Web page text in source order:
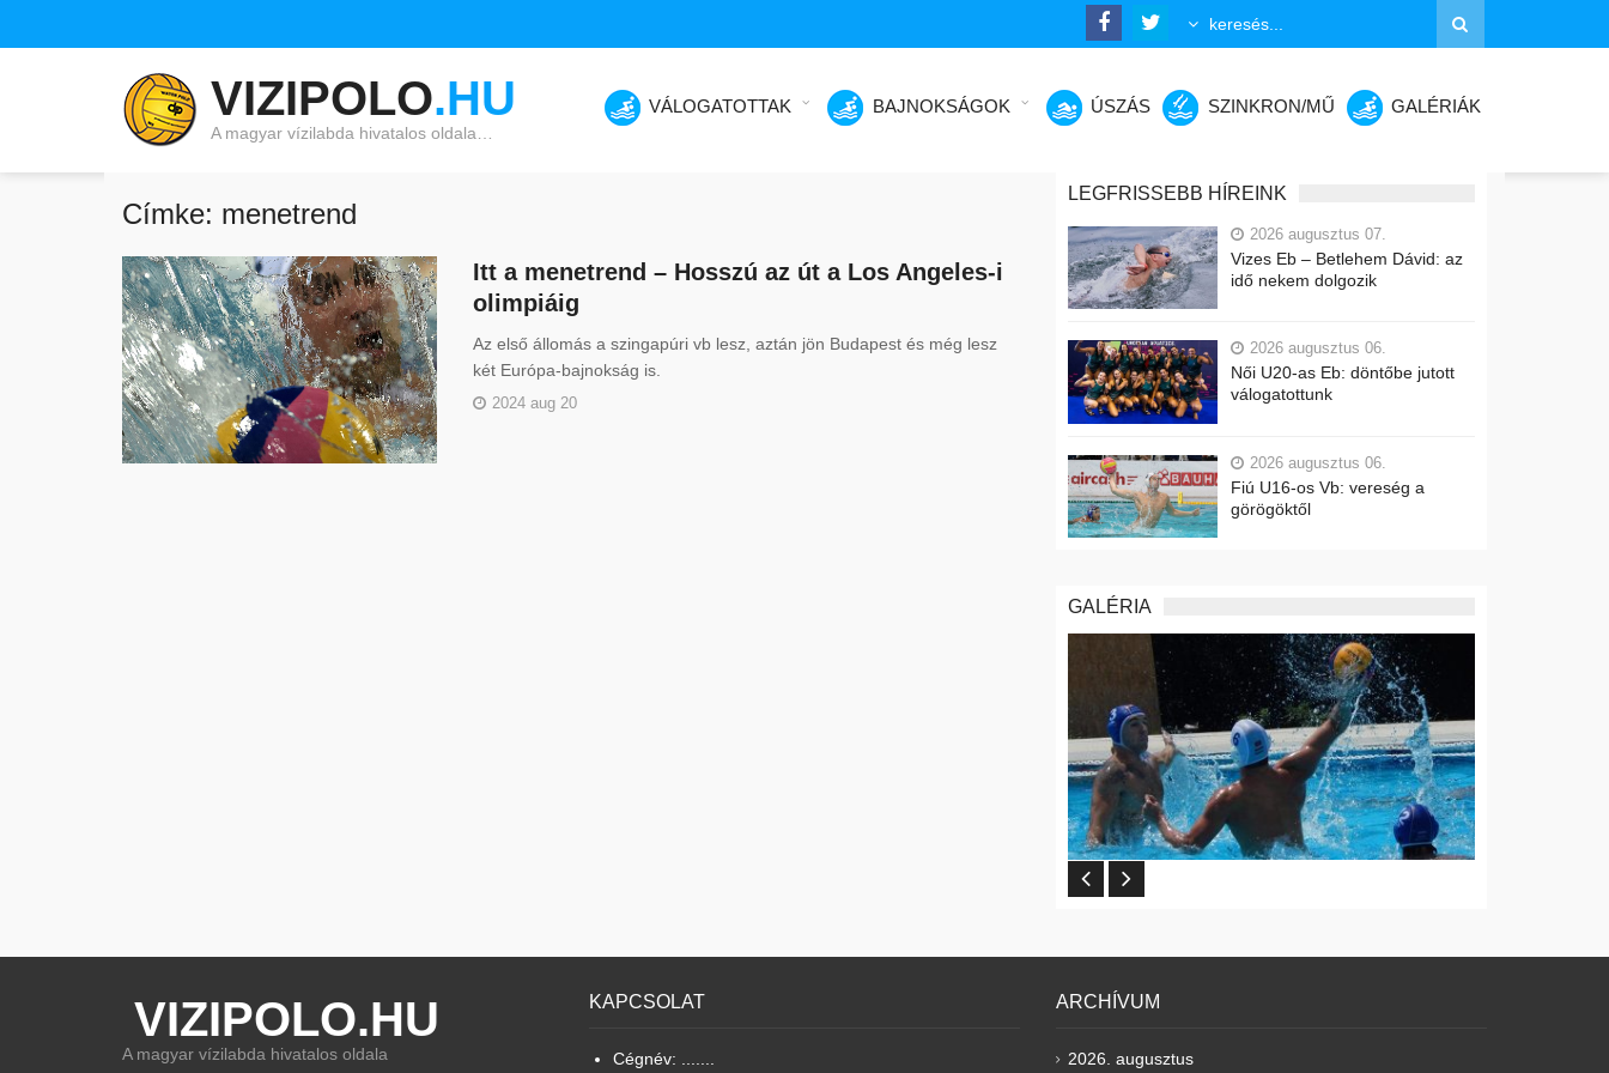
VIZIPOLO.HU
A magyar vízilabda hivatalos oldala…
VÁLOGATOTTAK BAJNOKSÁGOK ÚSZÁS SZINKRON/MŰ GALÉRIÁK
Címke: menetrend
Itt a menetrend – Hosszú az út a Los Angeles-i
olimpiáig
Az első állomás a szingapúri vb lesz, aztán jön Budapest és még lesz
két Európa-bajnokság is.
2024 aug 20
LEGFRISSEBB HÍREINK
2026 augusztus 07.
Vizes Eb – Betlehem Dávid: az
idő nekem dolgozik
2026 augusztus 06.
Női U20-as Eb: döntőbe jutott
válogatottunk
2026 augusztus 06.
Fiú U16-os Vb: vereség a
görögöktől
GALÉRIA
VIZIPOLO.HU
A magyar vízilabda hivatalos oldala
KAPCSOLAT
Cégnév: .......
ARCHÍVUM
2026. augusztus